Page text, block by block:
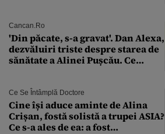
Cancan.ro
'Din păcate, s-a gravat'. Dan Alexa,
dezvăluiri triste despre starea de
sănătate a Alinei Pușcău. Ce
Ce Se Întâmplă Doctore
Cine își aduce aminte de Alina
Crișan, fostă solistă a trupei ASIA?
Ce s-a ales de ea: a fost